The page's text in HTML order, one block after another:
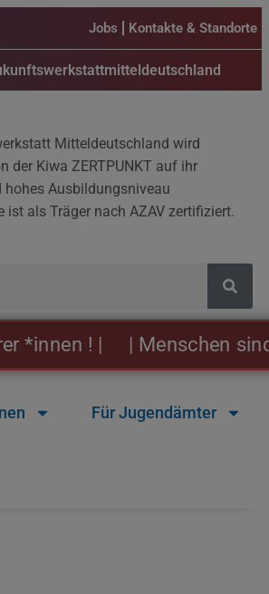
Jobs Kontakte & Standorte
Mitteldeutschland wird
der Kiwa ZERTPUNKT auf ihr
hohes Ausbildungsniveau
ist als Träger nach AZAV zertifiziert.
! | | Menschen sind
Für Jugendämter